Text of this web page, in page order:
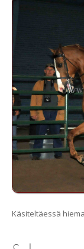
Käsiteltäessä